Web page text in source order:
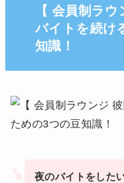
【 会員制ラウ
バイトを続け
知識！
夜のバイトをした